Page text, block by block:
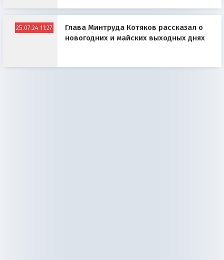
25.07.24 11:27
Глава Минтруда Котяков рассказал о
новогодних и майских выходных днях